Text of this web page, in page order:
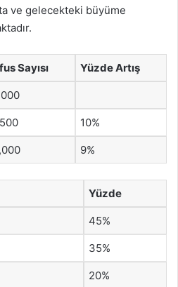
ve gelecekteki büyüme
Sayısı Yüzde Artış
10%
9%
Yüzde
45%
35%
20%